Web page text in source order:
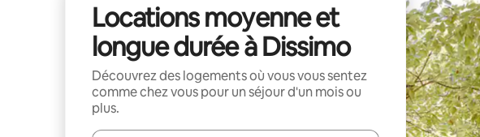
Locations moyenne et
longue durée à Dissimo
Découvrez des logements où vous vous sentez
comme chez vous pour un séjour d'un mois ou
plus.